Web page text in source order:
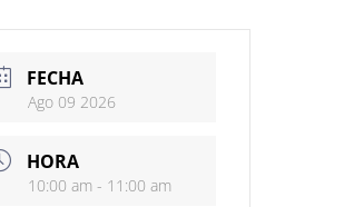
FECHA
Ago 09 2026
HORA
10:00 am - 11:00 am